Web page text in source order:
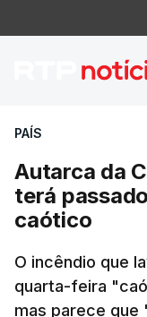
PAÍS
Autarca da
terá
caótico
O incêndio que
quarta-feira
mas parece que